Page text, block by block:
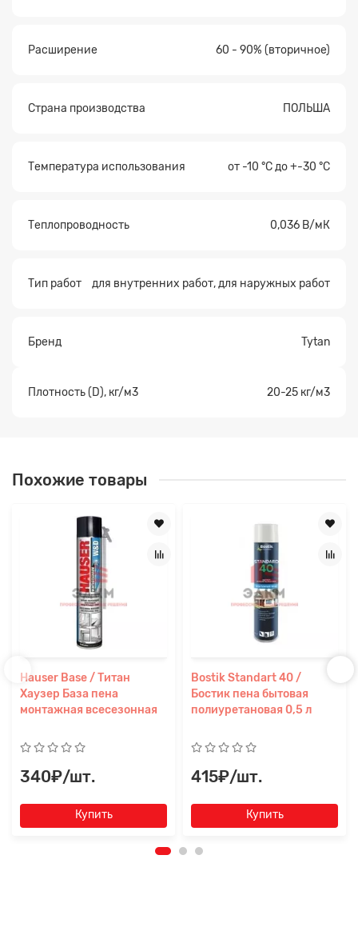
Расширение 60 - 90% (вторичное)
Страна производства ПОЛЬША
Температура использования от -10 °C до +-30 °C
Теплопроводность 0,036 В/мК
Тип работ для внутренних работ, для наружных работ
Бренд Tytan
Плотность (D), кг/м3 20-25 кг/м3
Похожие товары
Hauser Base / Титан
Хаузер База пена
монтажная всесезонная
340₽/шт.
Купить
Bostik Standart 40 /
Бостик пена бытовая
полиуретановая 0,5 л
415₽/шт.
Купить